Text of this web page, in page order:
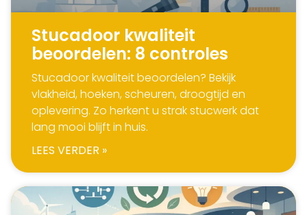
Stucadoor kwaliteit
beoordelen: 8 controles
Stucadoor kwaliteit beoordelen? Bekijk
vlakheid, hoeken, scheuren, droogtijd en
oplevering. Zo herkent u strak stucwerk dat
lang mooi blijft in huis.
LEES VERDER »